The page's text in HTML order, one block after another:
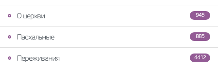
945
О церкви
885
Пасхальные
4412
Переживания